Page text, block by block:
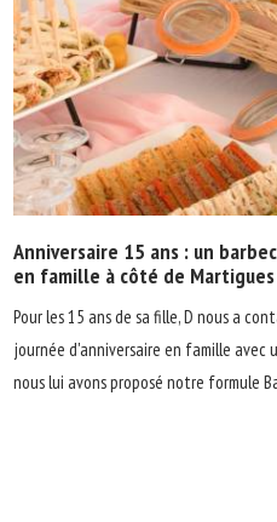
Anniversaire 15 ans : un
en famille à côté de Martigues
Pour les 15 ans de sa fille, D nous a
journée d'anniversaire en famille avec
nous lui avons proposé notre formule